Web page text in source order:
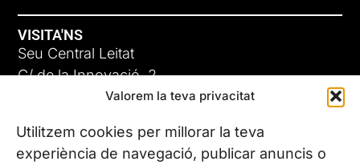
Valorem la teva privacitat
Utilitzem cookies per millorar la teva
experiència de navegació, publicar anuncis o
VISITA'NS
Seu Central Leitat
C/ de la Innovació, 2
08225 Terrassa, (Barcelona)
Coneix les nostres seus